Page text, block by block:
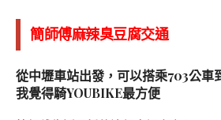
簡師傅麻辣臭豆腐交通
從中壢車站出發，可以搭乘703公車
我覺得騎YOUBIKE最方便